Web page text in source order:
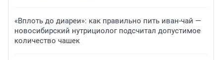
«Вплоть до диареи»: как правильно пить иван-чай —
новосибирский нутрициолог подсчитал допустимое
количество чашек